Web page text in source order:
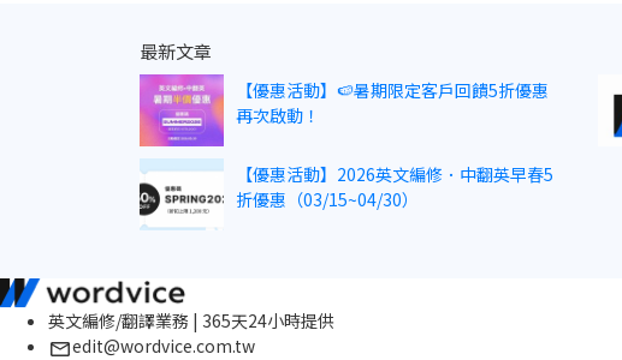
最新文章
【優惠活動】🍉暑期限定客戶回饋5折優惠
再次啟動！
【優惠活動】2026英文編修．中翻英早春5
折優惠（03/15~04/30）
英文編修/翻譯業務 | 365天24小時提供
edit@wordvice.com.tw